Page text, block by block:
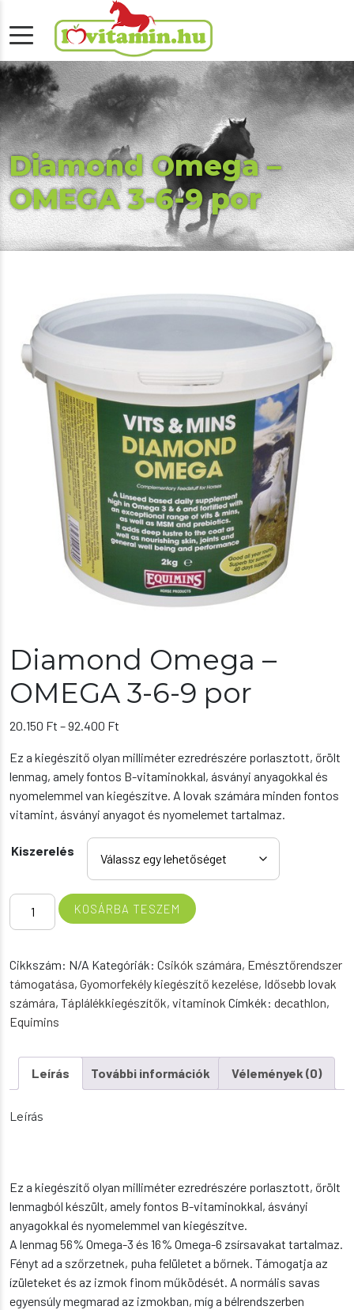
Diamond Omega –
OMEGA 3-6-9 por
Diamond Omega –
OMEGA 3-6-9 por
20.150 Ft –92.400 Ft
-
92.400 Ft
Ez a kiegészítő olyan milliméter ezredrészére porlasztott, őrölt
lenmag, amely fontos B-vitaminokkal, ásványi anyagokkal és
nyomelemmel van kiegészítve. A lovak számára minden fontos
vitamint, ásványi anyagot és nyomelemet tartalmaz.
Kiszerelés
Diamond
Omega
OMEGA
3-
9
mennyiség
KOSÁRBA TESZEM
Cikkszám: N/A Kategóriák: Csikók számára, Emésztőrendszer
támogatása, Gyomorfekély kiegészítő kezelése, Idősebb lovak
számára, Táplálékkiegészítők, vitaminok Címkék: decathlon,
Equimins
Leírás További információk Vélemények (0)
Leírás
Ez a kiegészítő olyan milliméter ezredrészére porlasztott, őrölt
lenmagból készült, amely fontos B-vitaminokkal, ásványi
anyagokkal és nyomelemmel van kiegészítve.
A lenmag 56% Omega-3 és 16% Omega-6 zsírsavakat tartalmaz.
Fényt ad a szőrzetnek, puha felületet a bőrnek. Támogatja az
ízületeket és az izmok finom működését. A normális savas
egyensúly megmarad az izmokban, míg a bélrendszerben